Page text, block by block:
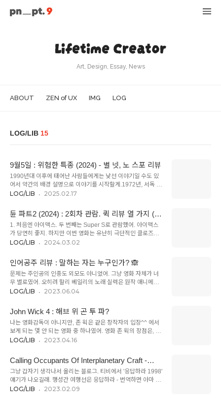
Lifetime Creator
Art, Design, Essay, News
ABOUT ZEN of UX IMG LOG
LOG/LIB 15
9월5일 : 위험한 특종 (2024) - 별 넷, 노 스포 리뷰
1990년대 이후에 태어난 사람들에게는 낯선 이야기일 수도 있
어서 약간의 배경 설명으로 이야기를 시작할게.1972년, 서독 뮌
헨에서 올림픽이 열려. 나치 치하에서 열렸던 1936년 베를린 올
하면 뮌헨 올림픽의 주체는 "냉전 시대의 미국의 힘을 업은" 서독
이었어. 2차 세계대전에서 독일이 패망(1945)한 이후로 세계는
미국-소련의 양극 구도로 정리되고 있었고, 두 세력이 맞부딪히
는 독일(의 서독)은 미국에게는 매우 좋은 선전도구가 될 수 있었
기 때문에, 뮌헨 올림픽은 서독의 나치 지우기와 미국의 파워 과
개입)에서의 엄청난 삽질과 여론의 뭇매 때문에 외부로 시선을
돌릴 곳이 필요..
LOG/LIB 2025.02.17
듄 파트2 (2024) : 2회차 관람. 퀵 리뷰 열 가지 (노
스포)
1. 처음엔 아이맥스. 두 번째는 Super S로 관람했어. 아이맥스
가 당연히 좋지. 하지만 이번 영화는 유난히 극단적인 클로즈업
이 많고 화면 명암의 급작스런 전환(=눈뽕)도 잦아서, 민감한 사
이 Super S에서는 장점이었어. 화면의 다이내믹한 전환이나 디
테일들을 보는 데에는 Super S가 훨씬 더 좋았거든. 특히
Super S는 디지털이라 마스킹이 필요 없다는 것도 큰 장점이더
라구. 조금 더 자극적인 영화 경험을 하려면 아이맥스를, 유난히
섬세한 듄의 디테일을 보려면 Super S를 추천. 그런데 워낙 때
빠른 전개. 비슷하지만 다른 속성의 영화. 책을 기준으로 영화를
LOG/LIB 2024.03.02
인어공주 리뷰 : 말하는 자는 누구인가? 🙈
문제는 주인공의 인종도 외모도 아니었어. 그냥 영화 자체가 너
무 별로였어. 오히려 할리 베일리의 노래 실력은 원작 애니메이
션의 가수보다 낫게 느껴졌고, 외모의 문제는 — 보다 보니 적응
장면에서는 귀엽게 느껴지기도 했어. 할리 베일리는 이미 가수로
서의 커리어를 제법 쌓은 아이잖아? 나름의 매력이 없었다면 그
럴 수 없었겠지. (미의 기준에 대해서는... 말하면 엄청 길어질 것
같아서 생략) 영화를 보고 나서 내게 떠오른 첫 문장은 '영화를
정말 성의 없이 만들었다'는 생각이었고, 이게 의도적인 일일까
비안의 해적 4, 메리포핀스 리메이크 등 커리어도 훌륭하잖아.
해양 영화도 찍어..
LOG/LIB 2023.06.04
John Wick 4 : 해브 위 곤 투 파?
나는 영화감독이 아니지만, 존 윅은 같은 창작자의 입장^^ 에서
보게 되는 몇 안 되는 영화 중 하나였어. 영화 존 윅의 장점은, 액
션 영화의 장르성을 씨게 따르면서도 자신의 개성을 넣는 균형감
나게 불려 온 '장르적 과잉이 감독을 어떻게 잡아먹을까'에 있었
어. 본 Bourne 시리즈의 경우는 시리즈가 진행되면서도 계속 내
적인 규칙을 지키며 본질적인 깊이에 몰입하도록 한 반면, 존 윅
시리즈는 계속 (꽤 탐욕적으로) 확장하며 계속 스스로를 위태로
운 위치로 몰고 간다는 인상이 있었기 때문이야. 매트릭스 시리
LOG/LIB 2023.04.16
Calling Occupants Of Interplanetary Craft -
Klaatu
그냥 갑자기 생각나서 올리는 블로그. 티비에서 '응답하라 1998'
얘기가 나오길래. 행성간 여행선은 응답하라 - 번역하면 아마 이
렇게 될 거야. 지구에 사는 누군가가 우주로 신호를 보내고, 또
LOG/LIB 2023.02.09